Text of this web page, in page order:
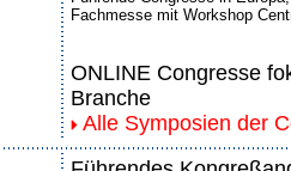
Fachmesse mit Workshop
ONLINE Congresse
Branche
Alle Symposien der